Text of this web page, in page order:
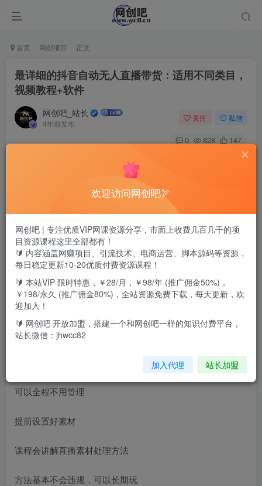
首页 网创项目 正文
最详细的抖音自动无人直播带货：适用不同类目，
视频教程+软件
网创吧_站长
4年前发布
关注 私信
0 828 147
抖音无人直播带货
软件自动操作
可以全程不用管理
提前设置好素材
课程会讲解直播素材处理方法
方法基本不会违规，可以长期玩
欢迎访问网创吧🏹
网创吧 | 专注优质VIP网课资源分享，市面上收费几百几千的项
目资源课程这里全部都有！
🔰 内容涵盖网赚项目、引流技术、电商运营、脚本源码等资源，
每日稳定更新10-20优质付费资源课程！
🔰 本站VIP 限时特惠，￥28/月，￥98/年 (推广佣金50%)，
￥198/永久 (推广佣金80%)，全站资源免费下载，每天更新，欢
迎加入！
🔰 网创吧 开放加盟，搭建一个和网创吧一样的知识付费平台，
站长微信：jhwcc82
加入代理 站长加盟